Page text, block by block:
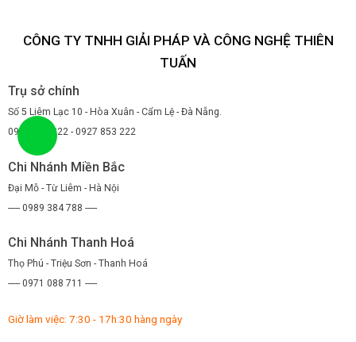
CÔNG TY TNHH GIẢI PHÁP VÀ CÔNG NGHỆ THIÊN
TUẤN
Trụ sở chính
Số 5 Liêm Lạc 10 - Hòa Xuân - Cẩm Lệ - Đà Nẵng.
0947 853 222 - 0927 853 222
Chi Nhánh Miền Bắc
Đại Mỗ - Từ Liêm - Hà Nội
----- 0989 384 788 -----
Chi Nhánh Thanh Hoá
Thọ Phú - Triệu Sơn - Thanh Hoá
----- 0971 088 711 -----
Giờ làm việc: 7:30 - 17h:30 hàng ngày